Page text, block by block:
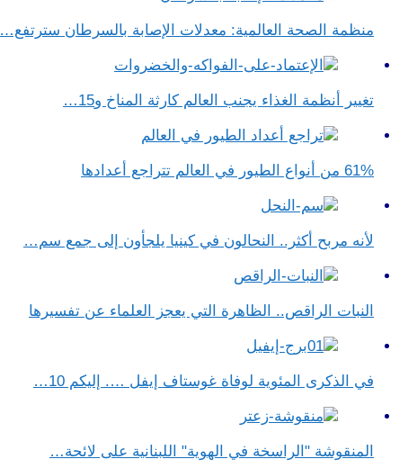
منظمة الصحة العالمية: معدلات الإصابة بالسرطان سترتفع…
تغيير أنظمة الغذاء يجنب العالم كارثة المناخ و15…
61% من أنواع الطيور في العالم تتراجع أعدادها
لأنه مربح أكثر.. النحالون في كينيا يلجأون إلى جمع سم…
النبات الراقص.. الظاهرة التي يعجز العلماء عن تفسيرها
في الذكرى المئوية لوفاة غوستاف إيفل …. إليكم 10…
المنقوشة "الراسخة في الهوية" اللبنانية على لائحة…